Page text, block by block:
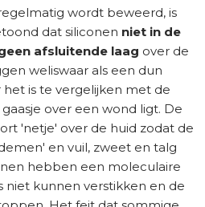
wordt beweerd, is
dat siliconen niet in de
afsluitende laag over de
weliswaar als een dun
is te vergelijken met de
over een wond ligt. De
'netje' over de huid zodat de
en vuil, zweet en talg
hebben een moleculaire
niet kunnen verstikken en de